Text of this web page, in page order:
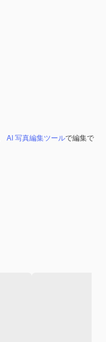
AI 写真編集ツールで編集で